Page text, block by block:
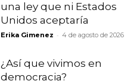
una ley que ni Estados
Unidos aceptaría
Erika Gimenez - 4 de agosto de 2026
¿Así que vivimos en
democracia?